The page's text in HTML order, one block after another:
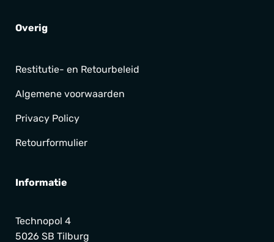
Overig
Restitutie- en Retourbeleid
Algemene voorwaarden
Privacy Policy
Retourformulier
Informatie
Technopol 4
5026 SB Tilburg